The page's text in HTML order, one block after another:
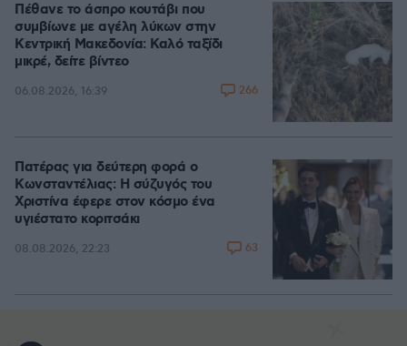
Πέθανε το άσπρο κουτάβι που
συμβίωνε με αγέλη λύκων στην
Κεντρική Μακεδονία: Καλό ταξίδι
μικρέ, δείτε βίντεο
06.08.2026, 16:39 266
Πατέρας για δεύτερη φορά ο
Κωνσταντέλιας: Η σύζυγός του
Χριστίνα έφερε στον κόσμο ένα
υγιέστατο κοριτσάκι
08.08.2026, 22:23 63